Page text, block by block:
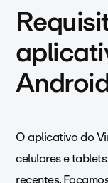
O aplicativo do
celulares e